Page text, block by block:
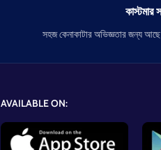
কাস্টমার
সহজ কেনাকাটার অভিজ্ঞতার জন্য আছে
AVAILABLE ON: